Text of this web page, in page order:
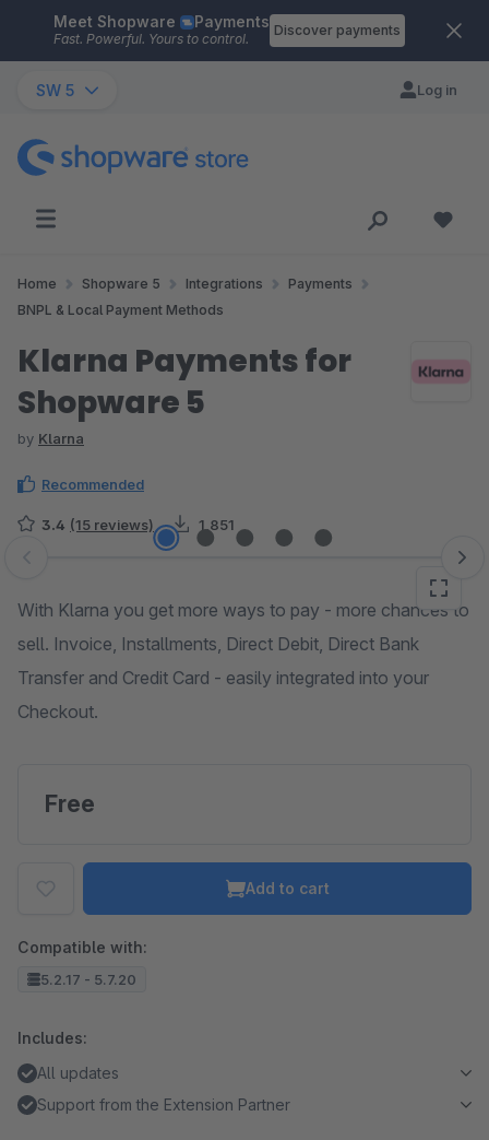
Skip to main content
Meet Shopware Payments
Fast. Powerful. Yours to control.
Discover payments
SW 5 Log in
Home Shopware 5 Integrations
Payments
BNPL & Local Payment Methods
Klarna Payments for
Shopware 5
by Klarna
Recommended
3.4 (15 reviews) 1,851
Skip image gallery
With Klarna you get more ways to pay - more chances to
sell. Invoice, Installments, Direct Debit, Direct Bank
Transfer and Credit Card - easily integrated into your
Checkout.
Free
Add to cart
Compatible with:
5.2.17 - 5.7.20
Includes:
All updates
Support from the Extension Partner